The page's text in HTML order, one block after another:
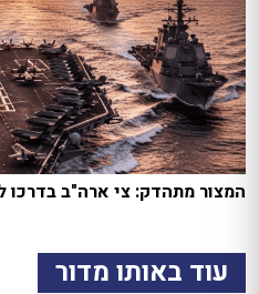
המצור מתהדק: צי ארה"ב
עוד באותו מדור